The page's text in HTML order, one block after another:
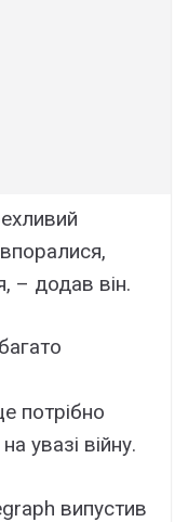
– додав він.
потрібно
увазі війну.
випустив